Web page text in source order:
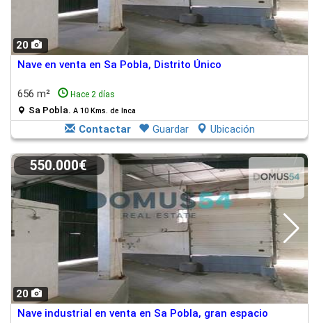
20
Nave en venta en Sa Pobla, Distrito Único
656 m² Hace 2 días
Sa Pobla. A 10 Kms. de Inca
Contactar Guardar Ubicación
20
550.000€
Nave industrial en venta en Sa Pobla, gran espacio